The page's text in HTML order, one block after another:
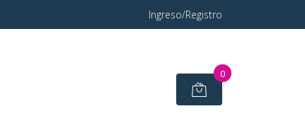
Ingreso/Registro
0